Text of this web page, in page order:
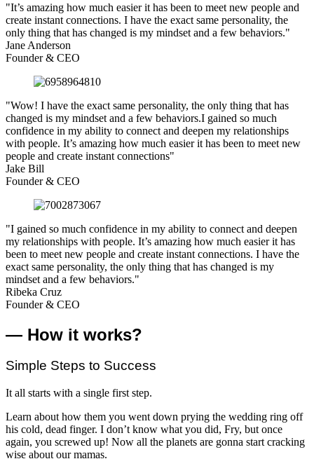
"It’s amazing how much easier it has been to meet new people and
create instant connections. I have the exact same personality, the
only thing that has changed is my mindset and a few behaviors."
Jane Anderson
Founder & CEO
"Wow! I have the exact same personality, the only thing that has
changed is my mindset and a few behaviors.I gained so much
confidence in my ability to connect and deepen my relationships
with people. It’s amazing how much easier it has been to meet new
people and create instant connections"
Jake Bill
Founder & CEO
"I gained so much confidence in my ability to connect and deepen
my relationships with people. It’s amazing how much easier it has
been to meet new people and create instant connections. I have the
exact same personality, the only thing that has changed is my
mindset and a few behaviors."
Ribeka Cruz
Founder & CEO
— How it works?
Simple Steps to Success
It all starts with a single first step.
Learn about how them you went down prying the wedding ring off
his cold, dead finger. I don’t know what you did, Fry, but once
again, you screwed up! Now all the planets are gonna start cracking
wise about our mamas.